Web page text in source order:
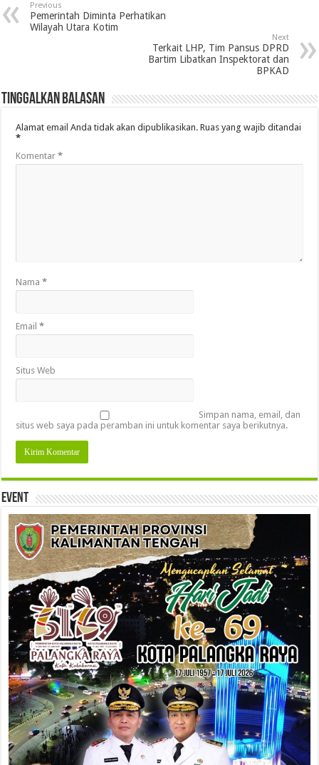
Previous
Pemerintah Diminta Perhatikan
Wilayah Utara Kotim
Next
Terkait LHP, Tim Pansus DPRD
Bartim Libatkan Inspektorat dan
BPKAD
Tinggalkan Balasan
Alamat email Anda tidak akan dipublikasikan. Ruas yang wajib ditandai
*
Komentar*
Nama*
Email*
Situs Web
Simpan nama, email, dan
situs web saya pada peramban ini untuk komentar saya berikutnya.
Event